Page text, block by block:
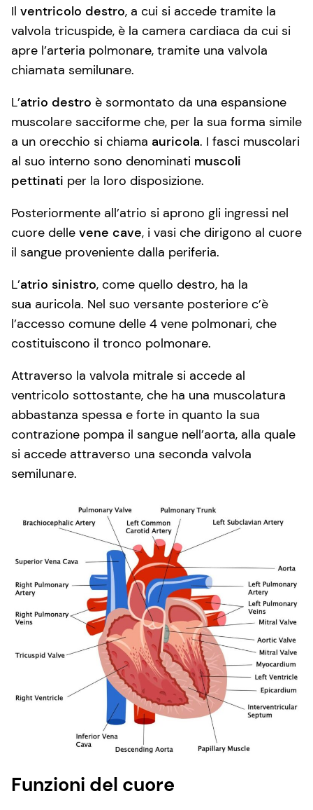
Il ventricolo destro, a cui si accede tramite la
valvola tricuspide, è la camera cardiaca da cui si
apre l’arteria polmonare, tramite una valvola
chiamata semilunare.
L’atrio destro è sormontato da una espansione
muscolare sacciforme che, per la sua forma simile
a un orecchio si chiama auricola. I fasci muscolari
al suo interno sono denominati muscoli
pettinati per la loro disposizione.
Posteriormente all’atrio si aprono gli ingressi nel
cuore delle vene cave, i vasi che dirigono al cuore
il sangue proveniente dalla periferia.
L’atrio sinistro, come quello destro, ha la
sua auricola. Nel suo versante posteriore c’è
l’accesso comune delle 4 vene polmonari, che
costituiscono il tronco polmonare.
Attraverso la valvola mitrale si accede al
ventricolo sottostante, che ha una muscolatura
abbastanza spessa e forte in quanto la sua
contrazione pompa il sangue nell’aorta, alla quale
si accede attraverso una seconda valvola
semilunare.
Funzioni del cuore